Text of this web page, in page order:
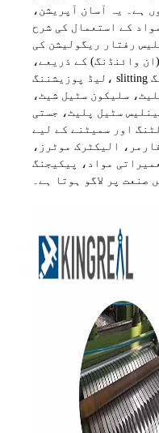
ہے۔ یہ آسان آپریشن،
کے استعمال کی شرح
رفتار ریگولیشن کی
وائنڈنگ) کے ذریعے،
لیڈ پوزیشننگ، slitting طول بلد قینچ، وائنڈنگ
سلیکون سٹیل شیٹ،
سٹیل پلیٹ، جستی
اور سمیٹنے کے لیے
الیکٹرک موٹرز،
مواد، پیکیجنگ
صنعت پر لاگو ہوتا ہے۔